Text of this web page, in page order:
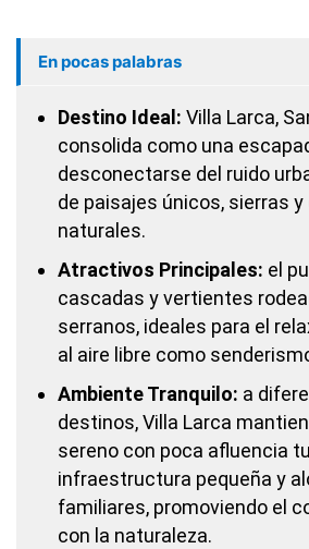
En pocas palabras
Destino Ideal: Villa Larca,
consolida como una
desconectarse del ruido
de paisajes únicos, sierras
naturales.
Atractivos Principales: el
cascadas y vertientes
serranos, ideales para el
al aire libre como
Ambiente Tranquilo: a
destinos, Villa Larca
sereno con poca afluencia
infraestructura pequeña y
familiares, promoviendo el
con la naturaleza.